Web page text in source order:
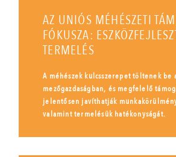
AZ UNIÓS MÉHÉSZETI
FÓKUSZA:
TERMELÉS
A méhészek kulcsszerepet töltenek be
mezőgazdaságban, és megfelelő
jelentősen javíthatják
valamint termelésük hatékonyságát.